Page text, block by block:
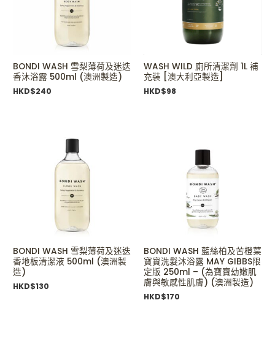
BONDI WASH 雪梨薄荷及迷迭
香沐浴露 500ml (澳洲製造)
HKD$240
WASH WILD 廁所清潔劑 1L 補
充裝 [澳大利亞製造]
HKD$98
BONDI WASH 雪梨薄荷及迷迭
香地板清潔液 500ml (澳洲製
造)
HKD$130
BONDI WASH 藍絲柏及苦橙葉
寶寶洗髮沐浴露 MAY GIBBS限
定版 250ml – (為寶寶幼嫩肌
膚與敏感性肌膚) (澳洲製造)
HKD$170